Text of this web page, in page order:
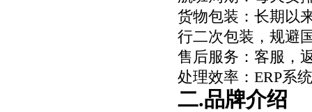
货物包装：长期以
行二次包装，规避
售后服务：客服，
处理效率： ERP系
二.品牌介绍